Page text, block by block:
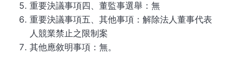
重要決議事項四、董監事選舉：無
重要決議事項五、其他事項：解除法人董事代表
人競業禁止之限制案
其他應敘明事項：無。